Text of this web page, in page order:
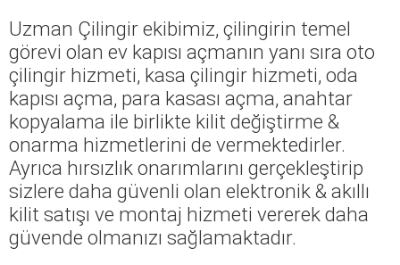
Uzman Çilingir ekibimiz, çilingirin temel
görevi olan ev kapısı açmanın yanı sıra oto
çilingir hizmeti, kasa çilingir hizmeti, oda
kapısı açma, para kasası açma, anahtar
kopyalama ile birlikte kilit değiştirme &
onarma hizmetlerini de vermektedirler.
Ayrıca hırsızlık onarımlarını gerçekleştirip
sizlere daha güvenli olan elektronik & akıllı
kilit satışı ve montaj hizmeti vererek daha
güvende olmanızı sağlamaktadır.